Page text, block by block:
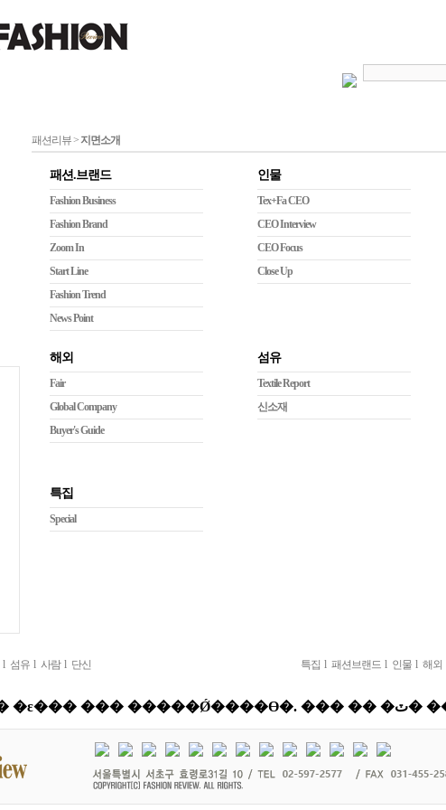
패션리뷰 >지면소개
패션.브랜드 인물
Fashion Business Tex+Fa CEO
Fashion Brand
CEO Interview
Zoom In
CEO Focus
Start Line
Close Up
Fashion Trend
News Point
해외 섬유
Fair Textile Report
Global Company
신소재
Buyer's Guide
특집
Special
l 섬유 l 사람l 단신 특집 l 패션브랜드 l 인물 l 해외